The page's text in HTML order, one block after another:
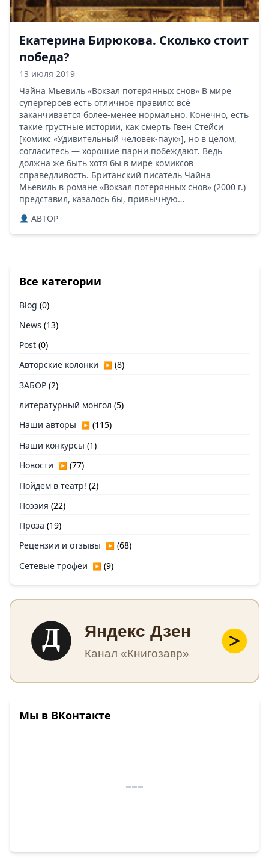
Екатерина Бирюкова. Сколько стоит
победа?
13 июля 2019
Чайна Мьевиль «Вокзал потерянных снов» В мире
супергероев есть отличное правило: всё
заканчивается более-менее нормально. Конечно, есть
такие грустные истории, как смерть Гвен Стейси
[комикс «Удивительный человек-паук»], но в целом,
согласитесь — хорошие парни побеждают. Ведь
должна же быть хотя бы в мире комиксов
справедливость. Британский писатель Чайна
Мьевиль в романе «Вокзал потерянных снов» (2000 г.)
представил, казалось бы, привычную…
ABTOP
Все категории
Blog (0)
News (13)
Post (0)
Авторские колонки
▶ (8)
ЗАБОР (2)
литературный монгол (5)
Наши авторы
▶ (115)
Наши конкурсы (1)
Новости
▶ (77)
Пойдем в театр! (2)
Поэзия (22)
Проза (19)
Рецензии и отзывы
▶ (68)
Сетевые трофеи
▶ (9)
Д Яндекс Дзен
Канал «Книгозавр»
Мы в ВКонтакте